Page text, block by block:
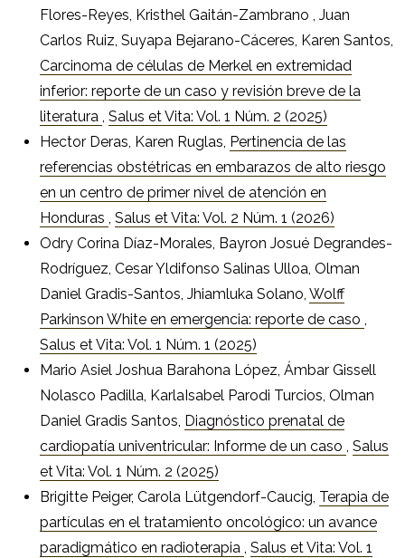
Flores-Reyes, Kristhel Gaitán-Zambrano , Juan
Carlos Ruiz, Suyapa Bejarano-Cáceres, Karen Santos,
Carcinoma de células de Merkel en extremidad
inferior: reporte de un caso y revisión breve de la
literatura , Salus et Vita: Vol. 1 Núm. 2 (2025)
Hector Deras, Karen Ruglas, Pertinencia de las
referencias obstétricas en embarazos de alto riesgo
en un centro de primer nivel de atención en
Honduras , Salus et Vita: Vol. 2 Núm. 1 (2026)
Odry Corina Díaz-Morales, Bayron Josué Degrandes-
Rodríguez, Cesar Yldifonso Salinas Ulloa, Olman
Daniel Gradis-Santos, Jhiamluka Solano, Wolff
Parkinson White en emergencia: reporte de caso ,
Salus et Vita: Vol. 1 Núm. 1 (2025)
Mario Asiel Joshua Barahona López, Ámbar Gissell
Nolasco Padilla, KarlaIsabel Parodi Turcios, Olman
Daniel Gradis Santos, Diagnóstico prenatal de
cardiopatía univentricular: Informe de un caso , Salus
et Vita: Vol. 1 Núm. 2 (2025)
Brigitte Peiger, Carola Lütgendorf-Caucig, Terapia de
partículas en el tratamiento oncológico: un avance
paradigmático en radioterapia , Salus et Vita: Vol. 1